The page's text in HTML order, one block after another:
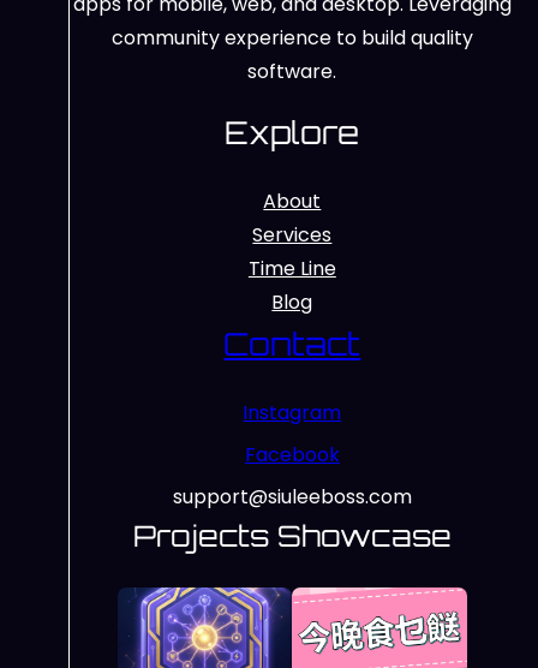
community experience to build quality
software.
Explore
About
Services
Time Line
Blog
Contact
Instagram
Facebook
support@siuleeboss.com
Projects Showcase